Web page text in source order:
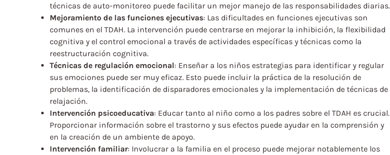
técnicas de auto-monitoreo puede facilitar un mejor manejo de las responsabilidades diarias.
Mejoramiento de las funciones ejecutivas: Las dificultades en funciones ejecutivas son
comunes en el TDAH. La intervención puede centrarse en mejorar la inhibición, la flexibilidad
cognitiva y el control emocional a través de actividades específicas y técnicas como la
reestructuración cognitiva.
Técnicas de regulación emocional: Enseñar a los niños estrategias para identificar y regular
sus emociones puede ser muy eficaz. Esto puede incluir la práctica de la resolución de
problemas, la identificación de disparadores emocionales y la implementación de técnicas de
relajación.
Intervención psicoeducativa: Educar tanto al niño como a los padres sobre el TDAH es crucial.
Proporcionar información sobre el trastorno y sus efectos puede ayudar en la comprensión y
en la creación de un ambiente de apoyo.
Intervención familiar: Involucrar a la familia en el proceso puede mejorar notablemente los